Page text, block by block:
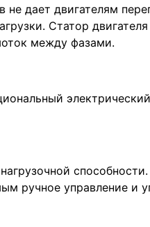
дает двигателям
Статор
между фазами.
ручное управление и